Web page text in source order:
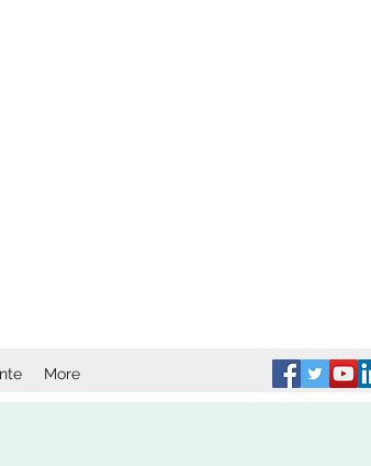
More